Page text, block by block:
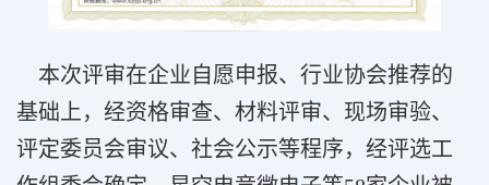
本次评审在企业自愿申报、行业协会推荐的
基础上，经资格审查、材料评审、现场审验、
评定委员会审议、社会公示等程序，经评选工